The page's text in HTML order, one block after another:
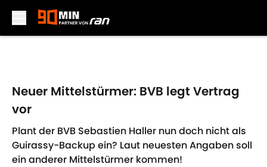
Neuer Mittelstürmer: BVB legt Vertrag
vor
Plant der BVB Sebastien Haller nun doch nicht als
Guirassy-Backup ein? Laut neuesten Angaben soll
ein anderer Mittelstürmer kommen!